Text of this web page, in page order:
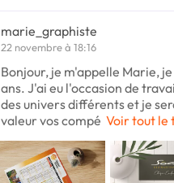
marie_graphiste
22 novembre à 18:16
Bonjour, je m'appelle Marie,
ans. J'ai eu l'occasion de
des univers différents et je
valeur vos compé Voir tout le